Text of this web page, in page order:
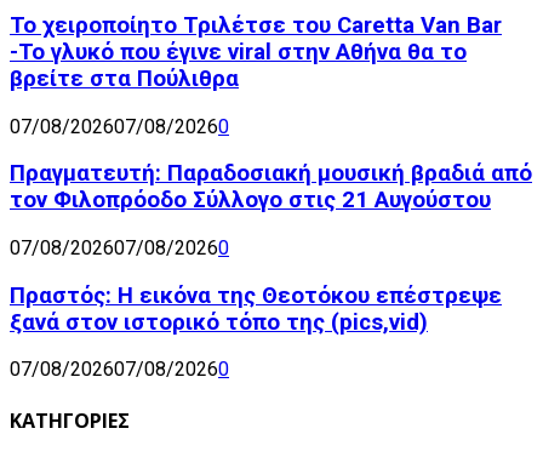
Το χειροποίητο Τριλέτσε του Caretta Van Bar
-Το γλυκό που έγινε viral στην Αθήνα θα το
βρείτε στα Πούλιθρα
07/08/202607/08/20260
Πραγματευτή: Παραδοσιακή μουσική βραδιά από
τον Φιλοπρόοδο Σύλλογο στις 21 Αυγούστου
07/08/202607/08/20260
Πραστός: Η εικόνα της Θεοτόκου επέστρεψε
ξανά στον ιστορικό τόπο της (pics,vid)
07/08/202607/08/20260
ΚΑΤΗΓΟΡΙΕΣ